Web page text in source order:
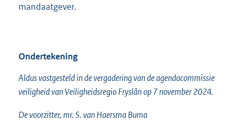
mandaatgever.
Ondertekening
Aldus vastgesteld in de vergadering van de agendacommissie
veiligheid van Veiligheidsregio Fryslân op 7 november 2024.
De voorzitter, mr. S. van Haersma Buma